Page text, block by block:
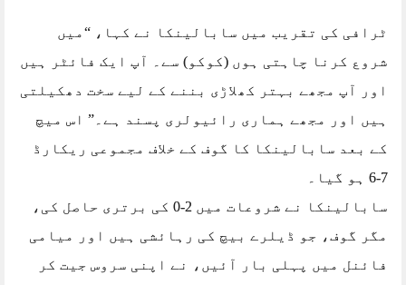
ٹرافی کی تقریب میں سابالینکا نے کہا، “میں
شروع کرنا چاہتی ہوں (کوکو) سے۔ آپ ایک فائٹر ہیں
اور آپ مجھے بہتر کھلاڑی بننے کے لیے سخت دھکیلتی
ہیں اور مجھے ہماری رائیولری پسند ہے۔” اس میچ
کے بعد سابالینکا کا گوف کے خلاف مجموعی ریکارڈ
7-6 ہو گیا۔
سابالینکا نے شروعات میں 2-0 کی برتری حاصل کی،
مگر گوف، جو ڈیلرے بیچ کی رہائشی ہیں اور میامی
فائنل میں پہلی بار آئیں، نے اپنی سروس جیت کر